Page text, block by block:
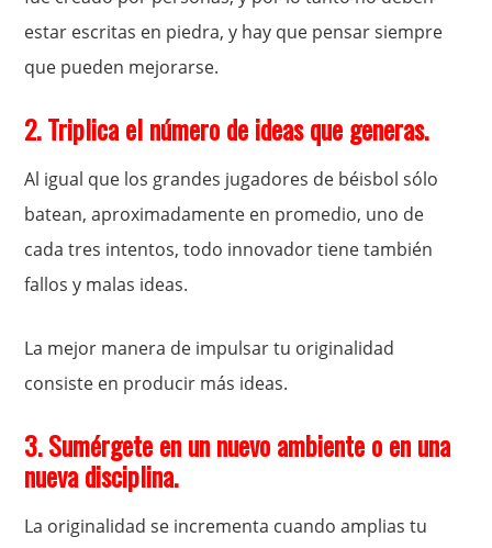
estar escritas en piedra, y hay que pensar siempre
que pueden mejorarse.
2. Triplica el número de ideas que generas.
Al igual que los grandes jugadores de béisbol sólo
batean, aproximadamente en promedio, uno de
cada tres intentos, todo innovador tiene también
fallos y malas ideas.
La mejor manera de impulsar tu originalidad
consiste en producir más ideas.
3. Sumérgete en un nuevo ambiente o en una
nueva disciplina.
La originalidad se incrementa cuando amplias tu